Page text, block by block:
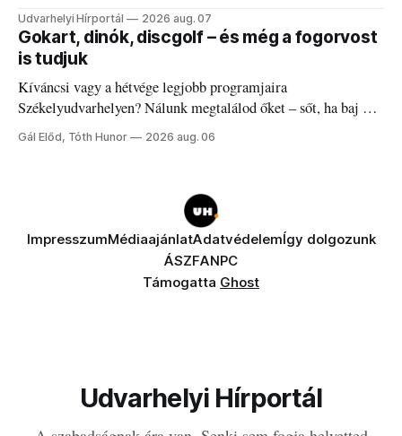
Udvarhelyi Hírportál 2026 aug. 07
Gokart, dinók, discgolf – és még a fogorvost
is tudjuk
Kíváncsi vagy a hétvége legjobb programjaira
Székelyudvarhelyen? Nálunk megtalálod őket – sőt, ha baj van
a fogaddal, a fogorvosi ügyeletet is!
Gál Előd, Tóth Hunor 2026 aug. 06
ImpresszumMédiaajánlatAdatvédelemÍgy dolgozunk
ÁSZFANPC
Támogatta Ghost
Udvarhelyi Hírportál